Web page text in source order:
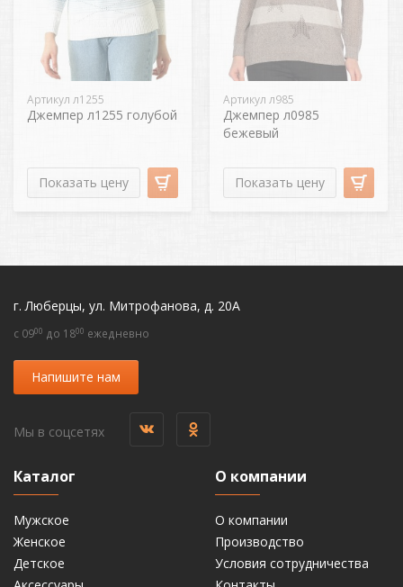
Артикул л1255
Джемпер л1255 голубой
Показать цену
Артикул л985
Джемпер л0985
бежевый
Показать цену
г. Люберцы, ул. Митрофанова, д. 20А
c 0900 до 1800 ежедневно
Напишите нам
Мы в соцсетях
Каталог
Мужское
Женское
Детское
О компании
О компании
Производство
Условия сотрудничества